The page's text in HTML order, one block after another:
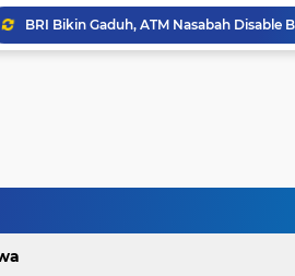
BRI Bikin Gaduh, ATM Nasabah Disable
Heboh Soal Polemik Jabatan Plt Dirut